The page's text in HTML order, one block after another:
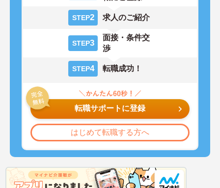
STEP2 求人のご紹介
STEP3
面接・条件交
渉
STEP4 転職成功！
転職サポートに登録
はじめて転職する方へ